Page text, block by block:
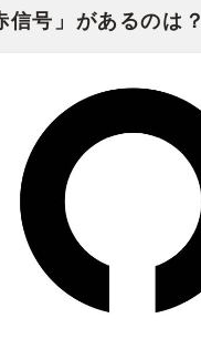
信号」があるのは？